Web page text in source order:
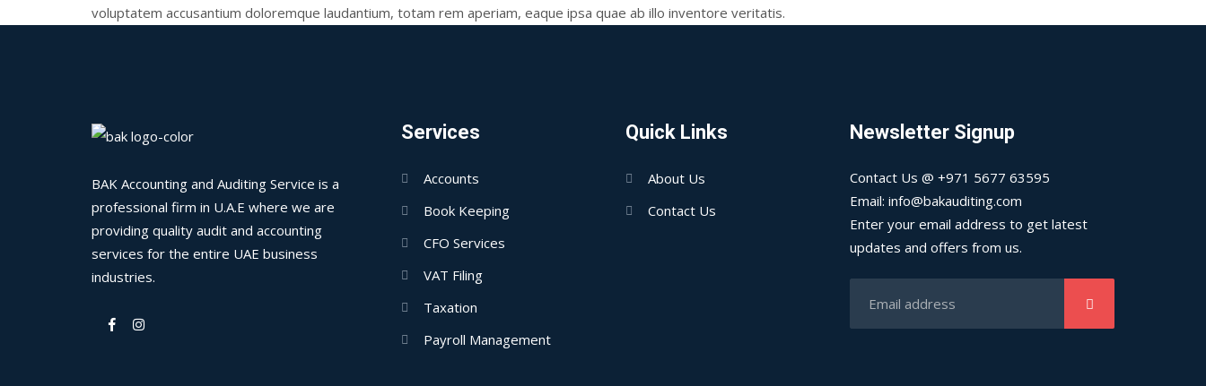
voluptatem accusantium doloremque laudantium, totam rem aperiam, eaque ipsa quae ab illo inventore veritatis.
BAK Accounting and Auditing Service is a
professional firm in U.A.E where we are
providing quality audit and accounting
services for the entire UAE business
industries.
Services
Accounts
Book Keeping
CFO Services
VAT Filing
Taxation
Payroll Management
Quick Links
About Us
Contact Us
Newsletter Signup
Contact Us @ +971 5677 63595
Email: info@bakauditing.com
Enter your email address to get latest
updates and offers from us.